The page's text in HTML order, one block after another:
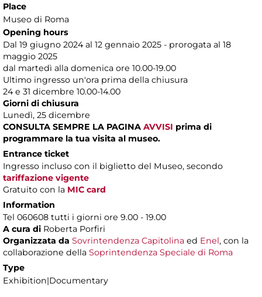
Place
Museo di Roma
Opening hours
Dal 19 giugno 2024 al 12 gennaio 2025 - prorogata al 18
maggio 2025
dal martedì alla domenica ore 10.00-19.00
Ultimo ingresso un'ora prima della chiusura
24 e 31 dicembre 10.00-14.00
Giorni di chiusura
Lunedì, 25 dicembre
CONSULTA SEMPRE LA PAGINA AVVISI prima di
programmare la tua visita al museo.
Entrance ticket
Ingresso incluso con il biglietto del Museo, secondo
tariffazione vigente
Gratuito con la MIC card
Information
Tel 060608 tutti i giorni ore 9.00 - 19.00
A cura di Roberta Porfiri
Organizzata da Sovrintendenza Capitolina ed Enel, con la
collaborazione della Soprintendenza Speciale di Roma
Type
Exhibition|Documentary